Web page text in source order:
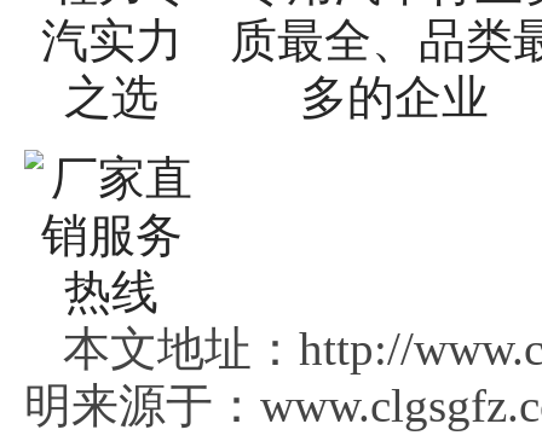
本文地址：http://
明来源于：